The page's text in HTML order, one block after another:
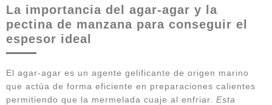
La importancia del agar-agar y la
pectina de manzana para conseguir el
espesor ideal
El agar-agar es un agente gelificante de origen marino
que actúa de forma eficiente en preparaciones calientes
permitiendo que la mermelada cuaje al enfriar. Esta